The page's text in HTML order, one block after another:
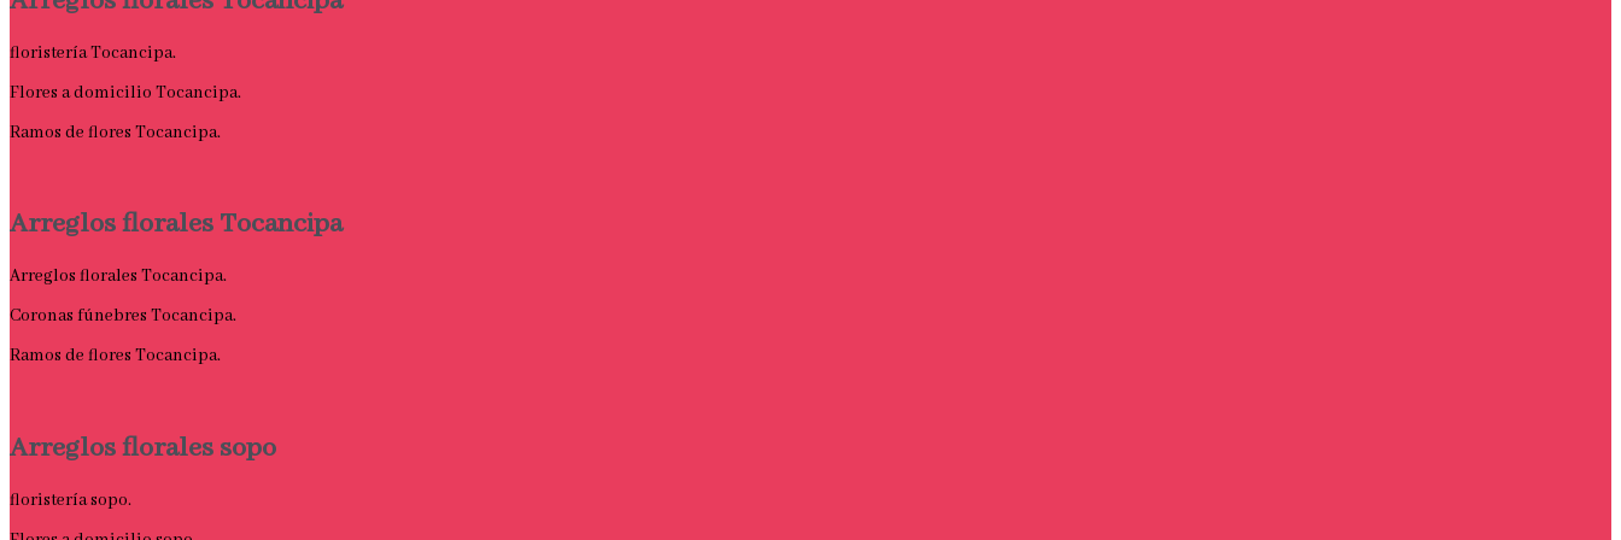
floristería Tocancipa.
Flores a domicilio Tocancipa.
Ramos de flores Tocancipa.
Arreglos florales Tocancipa
Arreglos florales Tocancipa.
Coronas fúnebres Tocancipa.
Ramos de flores Tocancipa.
Arreglos florales sopo
floristería sopo.